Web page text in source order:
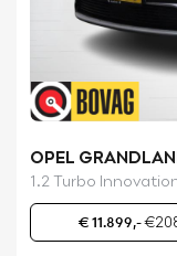
OPEL
1.2 Turbo
€ 11.899,-